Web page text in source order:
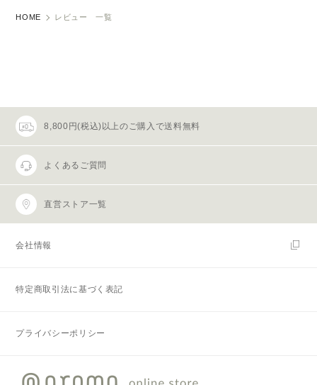
HOME レビュー 一覧
8,800円(税込)以上のご購入で送料無料
よくあるご質問
直営ストア一覧
会社情報
特定商取引法に基づく表記
プライバシーポリシー